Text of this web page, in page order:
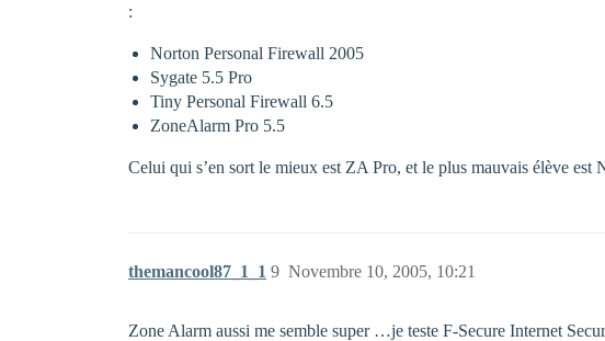
:
Norton Personal Firewall 2005
Sygate 5.5 Pro
Tiny Personal Firewall 6.5
ZoneAlarm Pro 5.5
Celui qui s’en sort le mieux est ZA Pro, et le plus mauvais élève est
themancool87_1_1 Novembre 10, 2005, 10:21
9
Zone Alarm aussi me semble super …je teste F-Secure Internet